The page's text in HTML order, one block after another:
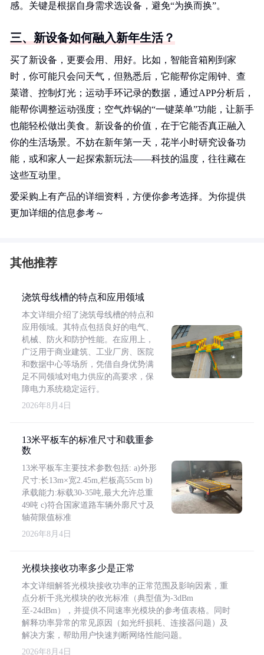
感。关键是根据自身需求选设备，避免“为换而换”。
三、新设备如何融入新年生活？
买了新设备，更要会用、用好。比如，智能音箱刚到家
时，你可能只会问天气，但熟悉后，它能帮你定闹钟、查
菜谱、控制灯光；运动手环记录的数据，通过APP分析后，
能帮你调整运动强度；空气炸锅的“一键菜单”功能，让新手
也能轻松做出美食。新设备的价值，在于它能否真正融入
你的生活场景。不妨在新年第一天，花半小时研究设备功
能，或和家人一起探索新玩法——科技的温度，往往藏在
这些互动里。
爱采购上有产品的详细资料，方便你参考选择。为你提供
更加详细的信息参考～
其他推荐
浇筑母线槽的特点和应用领域
本文详细介绍了浇筑母线槽的特点和
应用领域。其特点包括良好的电气、
机械、防火和防护性能。在应用上，
广泛用于商业建筑、工业厂房、医院
和数据中心等场所，凭借自身优势满
足不同领域对电力供应的高要求，保
障电力系统稳定运行。
2026年8月4日
13米平板车的标准尺寸和载重参
数
13米平板车主要技术参数包括: a)外形
尺寸:长13m×宽2.45m,栏板高55cm b)
承载能力:标载30-35吨,最大允许总重
49吨 c)符合国家道路车辆外廓尺寸及
轴荷限值标准
2026年8月4日
光模块接收功率多少是正常
本文详细解答光模块接收功率的正常范围及影响因素，重
点分析千兆光模块的收光标准（典型值为-3dBm
至-24dBm），并提供不同速率光模块的参考值表格。同时
解释功率异常的常见原因（如光纤损耗、连接器问题）及
解决方案，帮助用户快速判断网络性能问题。
2026年8月4日